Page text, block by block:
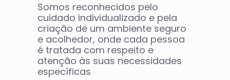
Somos reconhecidos pelo
cuidado individualizado e pela
criação de um ambiente seguro
e acolhedor, onde cada pessoa
é tratada com respeito e
atenção às suas necessidades
específicas